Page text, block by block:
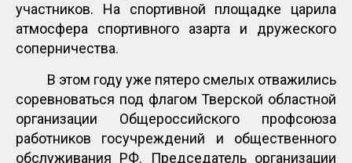
участников. На спортивной площадке царила
атмосфера спортивного азарта и дружеского
соперничества.
В этом году уже пятеро смелых отважились
соревноваться под флагом Тверской областной
организации Общероссийского профсоюза
работников госучреждений и общественного
обслуживания РФ. Председатель организации